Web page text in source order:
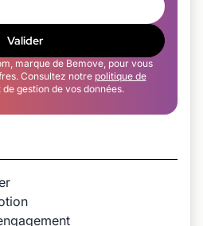
Valider
marque de Bemove, pour vous
Consultez notre politique de
gestion de vos données.